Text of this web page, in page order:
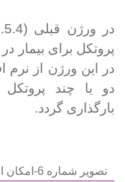
پروتکل برای بیمار
در این ورژن از
دو یا چند
بارگذاری گردد.
تصویر شماره 6-امکان ادغام دو پروتکل در پکیج